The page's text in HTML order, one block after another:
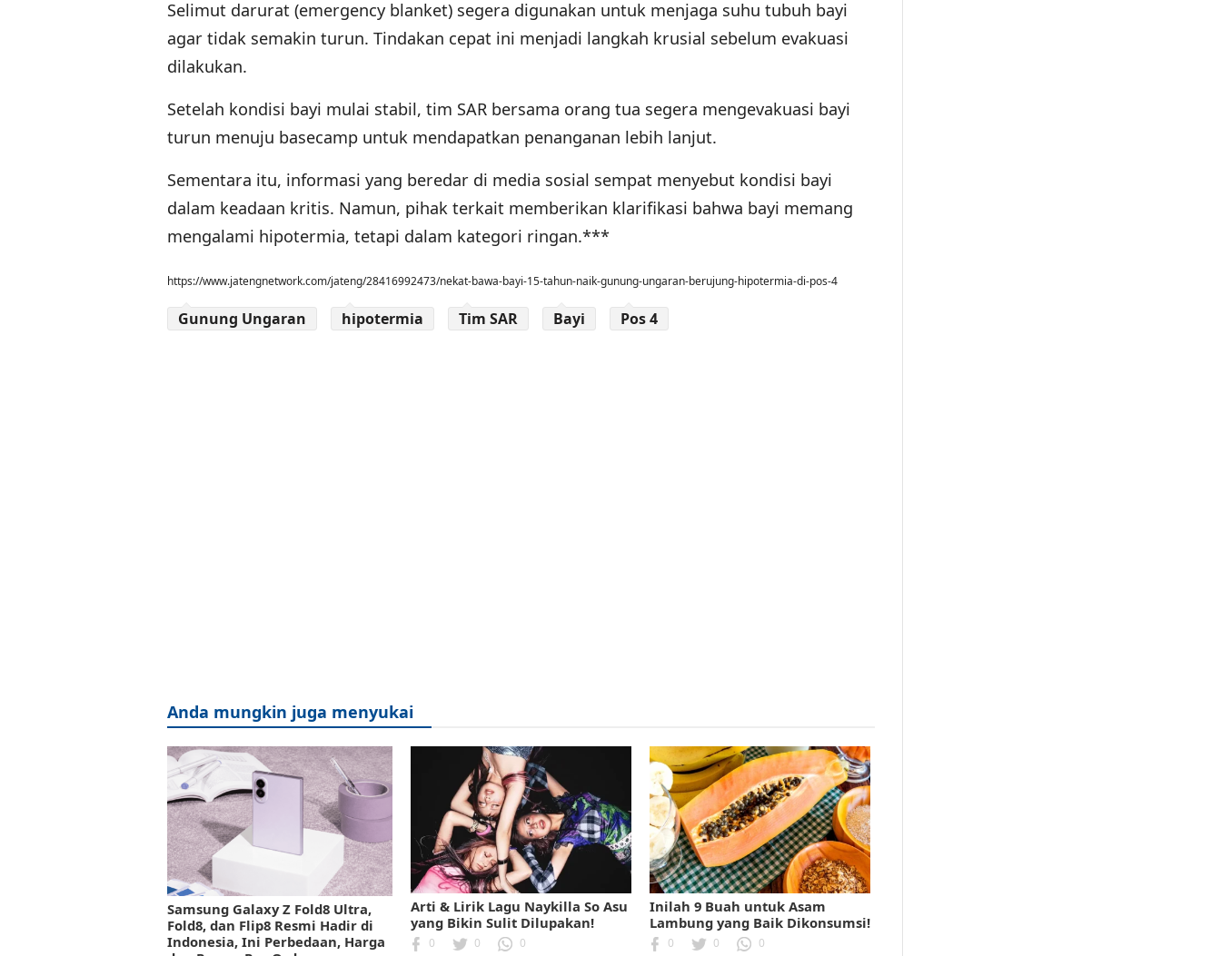
Selimut darurat (emergency blanket) segera digunakan untuk menjaga suhu tubuh bayi
agar tidak semakin turun. Tindakan cepat ini menjadi langkah krusial sebelum evakuasi
dilakukan.
Setelah kondisi bayi mulai stabil, tim SAR bersama orang tua segera mengevakuasi bayi
turun menuju basecamp untuk mendapatkan penanganan lebih lanjut.
Sementara itu, informasi yang beredar di media sosial sempat menyebut kondisi bayi
dalam keadaan kritis. Namun, pihak terkait memberikan klarifikasi bahwa bayi memang
mengalami hipotermia, tetapi dalam kategori ringan.***
https://www.jatengnetwork.com/jateng/28416992473/nekat-bawa-bayi-15-tahun-naik-gunung-ungaran-berujung-hipotermia-di-pos-4
Gunung Ungaran hipotermia Tim SAR Bayi Pos 4
Anda mungkin juga menyukai
Samsung Galaxy Z Fold8 Ultra,
Fold8, dan Flip8 Resmi Hadir di
Indonesia, Ini Perbedaan, Harga
Arti & Lirik Lagu Naykilla So Asu
yang Bikin Sulit Dilupakan!
0 0 0
Inilah 9 Buah untuk Asam
Lambung yang Baik Dikonsumsi!
0 0 0